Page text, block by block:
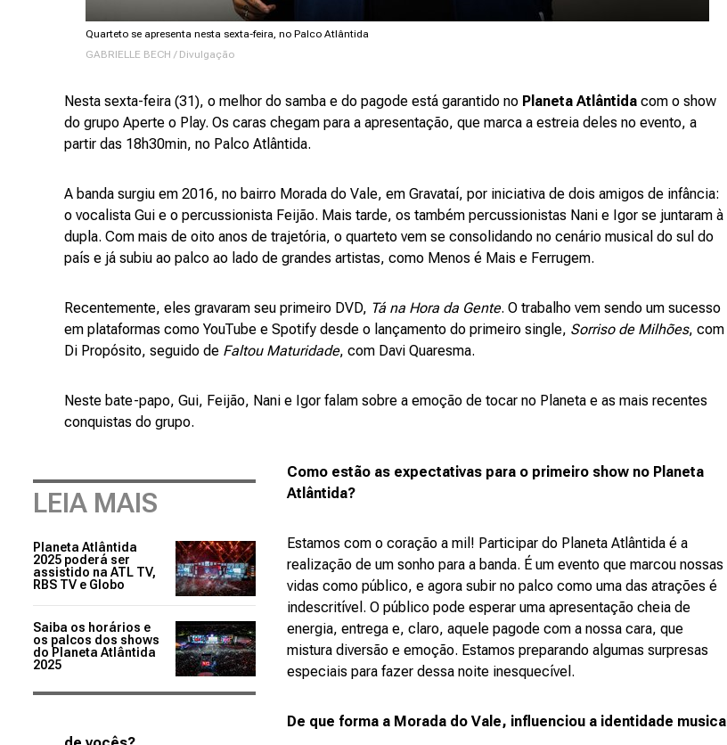
Quarteto se apresenta nesta sexta-feira, no Palco Atlântida
GABRIELLE BECH / Divulgação
Nesta sexta-feira (31), o melhor do samba e do pagode está garantido no Planeta Atlântida com o show
do grupo Aperte o Play. Os caras chegam para a apresentação, que marca a estreia deles no evento, a
partir das 18h30min, no Palco Atlântida.
A banda surgiu em 2016, no bairro Morada do Vale, em Gravataí, por iniciativa de dois amigos de infância:
o vocalista Gui e o percussionista Feijão. Mais tarde, os também percussionistas Nani e Igor se juntaram à
dupla. Com mais de oito anos de trajetória, o quarteto vem se consolidando no cenário musical do sul do
país e já subiu ao palco ao lado de grandes artistas, como Menos é Mais e Ferrugem.
Recentemente, eles gravaram seu primeiro DVD, Tá na Hora da Gente. O trabalho vem sendo um sucesso
em plataformas como YouTube e Spotify desde o lançamento do primeiro single, Sorriso de Milhões, com
Di Propósito, seguido de Faltou Maturidade, com Davi Quaresma.
Neste bate-papo, Gui, Feijão, Nani e Igor falam sobre a emoção de tocar no Planeta e as mais recentes
conquistas do grupo.
LEIA MAIS
Planeta Atlântida
2025 poderá ser
assistido na ATL TV,
RBS TV e Globo
Saiba os horários e
os palcos dos shows
do Planeta Atlântida
2025
Como estão as expectativas para o primeiro show no Planeta
Atlântida?
Estamos com o coração a mil! Participar do Planeta Atlântida é a
realização de um sonho para a banda. É um evento que marcou nossas
vidas como público, e agora subir no palco como uma das atrações é
indescritível. O público pode esperar uma apresentação cheia de
energia, entrega e, claro, aquele pagode com a nossa cara, que
mistura diversão e emoção. Estamos preparando algumas surpresas
especiais para fazer dessa noite inesquecível.
De que forma a Morada do Vale, influenciou a identidade musical